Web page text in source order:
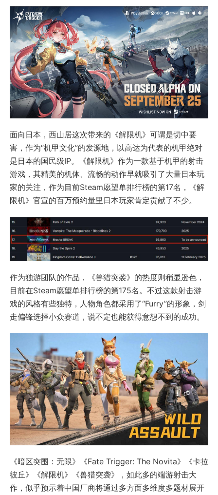
面向日本，西山居这次带来的《解限机》可谓是切中要
害，作为“机甲文化”的发源地，以高达为代表的机甲绝对
是日本的国民级IP。《解限机》作为一款基于机甲的射击
游戏，其精美的机体、流畅的动作早就吸引了大量日本玩
家的关注，作为目前Steam愿望单排行榜的第17名，《解
限机》官宣的百万预约量里日本玩家肯定贡献了不少。
作为独游团队的作品，《兽猎突袭》的热度则稍显逊色，
目前在Steam愿望单排行榜的第175名。不过这款射击游
戏的风格有些独特，人物角色都采用了“Furry”的形象，剑
走偏锋选择小众赛道，说不定也能获得意想不到的成功。
《暗区突围：无限》《Fate Trigger: The Novita》《卡拉
彼丘》《解限机》《兽猎突袭》，如此多的端游射击大
作，似乎预示着中国厂商将通过多方面多维度多题材展开